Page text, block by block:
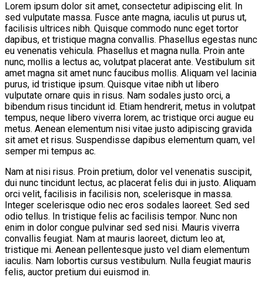
Lorem ipsum dolor sit amet, consectetur adipiscing elit. In
sed vulputate massa. Fusce ante magna, iaculis ut purus ut,
facilisis ultrices nibh. Quisque commodo nunc eget tortor
dapibus, et tristique magna convallis. Phasellus egestas nunc
eu venenatis vehicula. Phasellus et magna nulla. Proin ante
nunc, mollis a lectus ac, volutpat placerat ante. Vestibulum sit
amet magna sit amet nunc faucibus mollis. Aliquam vel lacinia
purus, id tristique ipsum. Quisque vitae nibh ut libero
vulputate ornare quis in risus. Nam sodales justo orci, a
bibendum risus tincidunt id. Etiam hendrerit, metus in volutpat
tempus, neque libero viverra lorem, ac tristique orci augue eu
metus. Aenean elementum nisi vitae justo adipiscing gravida
sit amet et risus. Suspendisse dapibus elementum quam, vel
semper mi tempus ac.
Nam at nisi risus. Proin pretium, dolor vel venenatis suscipit,
dui nunc tincidunt lectus, ac placerat felis dui in justo. Aliquam
orci velit, facilisis in facilisis non, scelerisque in massa.
Integer scelerisque odio nec eros sodales laoreet. Sed sed
odio tellus. In tristique felis ac facilisis tempor. Nunc non
enim in dolor congue pulvinar sed sed nisi. Mauris viverra
convallis feugiat. Nam at mauris laoreet, dictum leo at,
tristique mi. Aenean pellentesque justo vel diam elementum
iaculis. Nam lobortis cursus vestibulum. Nulla feugiat mauris
felis, auctor pretium dui euismod in.